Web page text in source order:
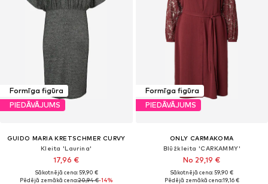
Formīga figūra
PIEDĀVĀJUMS
GUIDO MARIA KRETSCHMER CURVY
Kleita 'Laurina'
17,96 €
Sākotnējā cena: 59,90 €
Pēdējā zemākā cena:20,94 €-14%
Formīga figūra
PIEDĀVĀJUMS
ONLY CARMAKOMA
Blūžkleita 'CARKAMMY'
No 29,19 €
Sākotnējā cena: 59,90 €
Pēdējā zemākā cena:19,16 €